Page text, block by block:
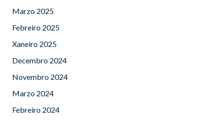
Marzo 2025
Febreiro 2025
Xaneiro 2025
Decembro 2024
Novembro 2024
Marzo 2024
Febreiro 2024